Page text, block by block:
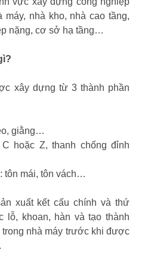
nhà kho, nhà cao tầng,
nặng, cơ sở hạ tầng…
xây dựng từ 3 thành phần
giằng…
hoặc Z, thanh chống đỉnh
tôn mái, tôn vách…
xuất kết cấu chính và thứ
lỗ, khoan, hàn và tạo thành
nhà máy trước khi được